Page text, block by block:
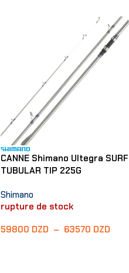
CANNE Shimano Ultegra SURF
TUBULAR TIP 225G
Shimano
rupture de stock
59800 DZD – 63570 DZD